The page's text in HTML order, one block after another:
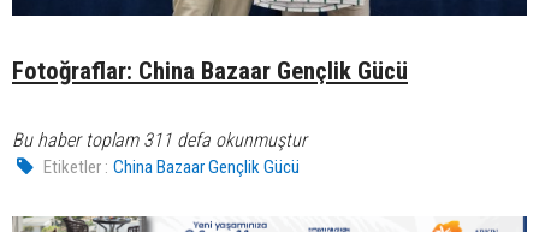
Fotoğraflar: China Bazaar Gençlik Gücü
Bu haber toplam 311 defa okunmuştur
Etiketler : China Bazaar Gençlik Gücü